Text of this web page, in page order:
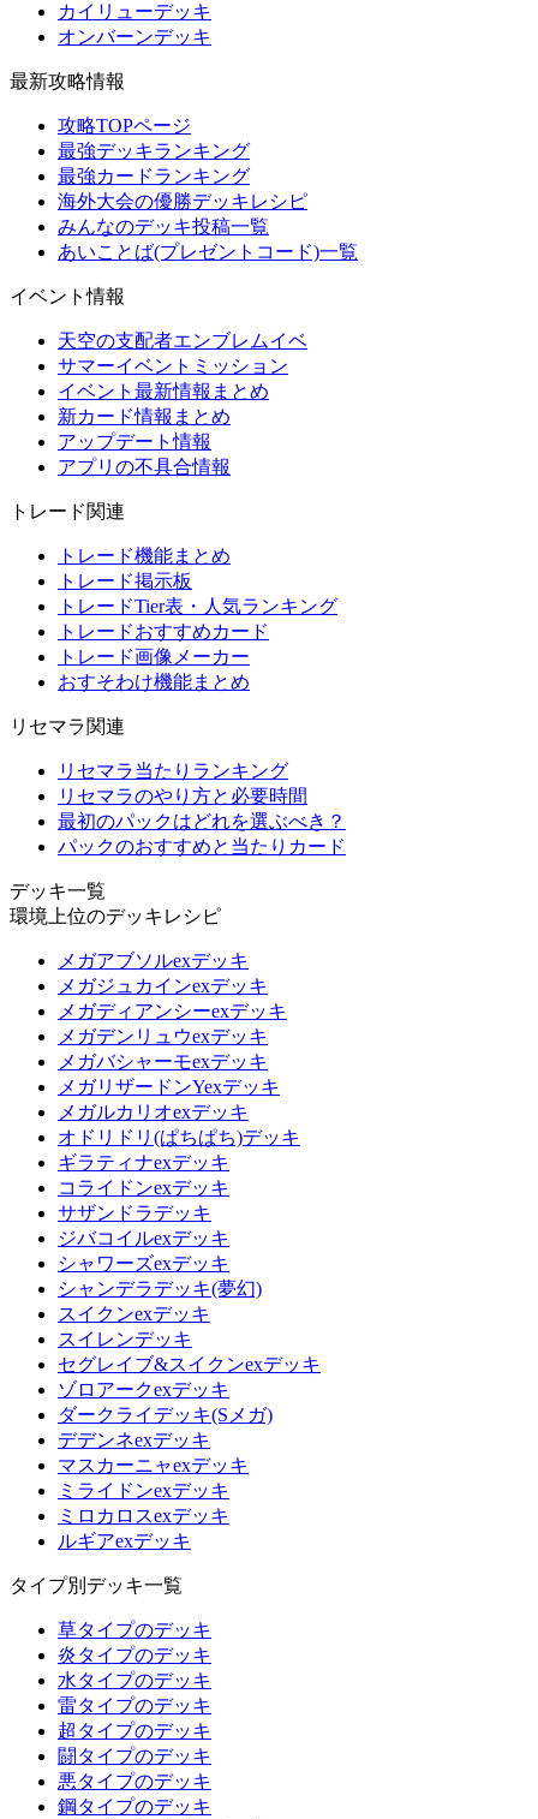
カイリューデッキ
オンバーンデッキ
最新攻略情報
攻略TOPページ
最強デッキランキング
最強カードランキング
海外大会の優勝デッキレシピ
みんなのデッキ投稿一覧
あいことば(プレゼントコード)一覧
イベント情報
天空の支配者エンブレムイベ
サマーイベントミッション
イベント最新情報まとめ
新カード情報まとめ
アップデート情報
アプリの不具合情報
トレード関連
トレード機能まとめ
トレード掲示板
トレードTier表・人気ランキング
トレードおすすめカード
トレード画像メーカー
おすそわけ機能まとめ
リセマラ関連
リセマラ当たりランキング
リセマラのやり方と必要時間
最初のパックはどれを選ぶべき？
パックのおすすめと当たりカード
デッキ一覧
環境上位のデッキレシピ
メガアブソルexデッキ
メガジュカインexデッキ
メガディアンシーexデッキ
メガデンリュウexデッキ
メガバシャーモexデッキ
メガリザードンYexデッキ
メガルカリオexデッキ
オドリドリ(ぱちぱち)デッキ
ギラティナexデッキ
コライドンexデッキ
サザンドラデッキ
ジバコイルexデッキ
シャワーズexデッキ
シャンデラデッキ(夢幻)
スイクンexデッキ
スイレンデッキ
セグレイブ&スイクンexデッキ
ゾロアークexデッキ
ダークライデッキ(Sメガ)
デデンネexデッキ
マスカーニャexデッキ
ミライドンexデッキ
ミロカロスexデッキ
ルギアexデッキ
タイプ別デッキ一覧
草タイプのデッキ
炎タイプのデッキ
水タイプのデッキ
雷タイプのデッキ
超タイプのデッキ
闘タイプのデッキ
悪タイプのデッキ
鋼タイプのデッキ